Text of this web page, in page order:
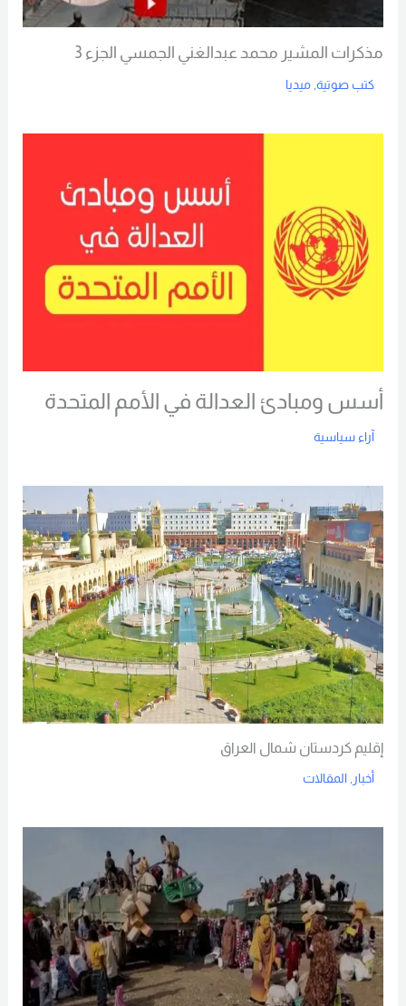
مذكرات المشير محمد عبدالغني الجمسي الجزء 3
كتب صوتية, ميديا
أسس ومبادئ العدالة في الأمم المتحدة
آراء سياسية
إقليم كردستان شمال العراق
أخبار , المقالات